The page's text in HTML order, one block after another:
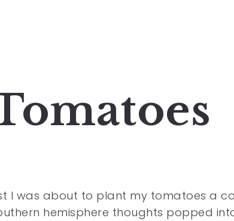
I was about to plant my tomatoes a
hemisphere thoughts popped